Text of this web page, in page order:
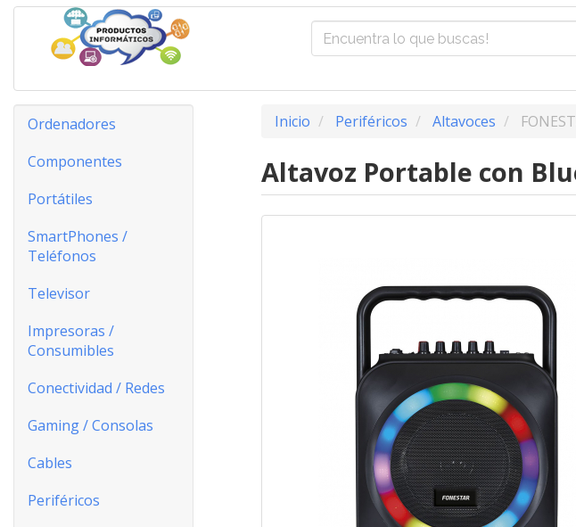
Ordenadores
Componentes
Portátiles
SmartPhones /
Teléfonos
Televisor
Impresoras /
Consumibles
Conectividad / Redes
Gaming / Consolas
Cables
Periféricos
Inicio Periféricos Altavoces
Altavoz Portable con